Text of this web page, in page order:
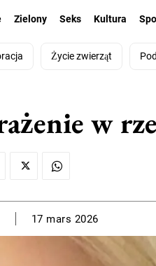
Zielony Seks Kultura
Życie zwierząt
w
17 mars 2026